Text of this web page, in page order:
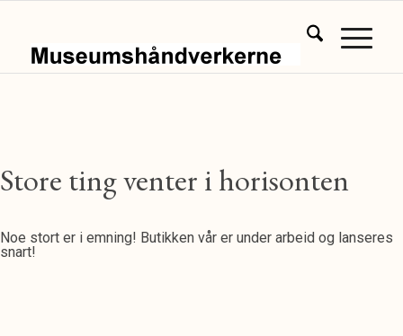
Store ting venter i horisonten
Noe stort er i emning! Butikken vår er under arbeid og lanseres
snart!